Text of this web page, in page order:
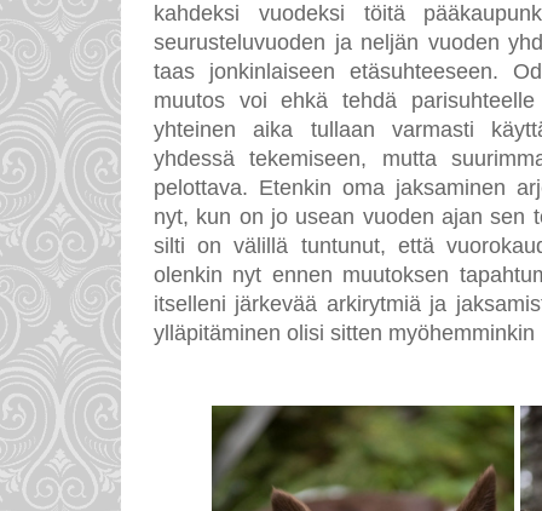
kahdeksi vuodeksi töitä
seurusteluvuoden ja neljän vuoden
taas jonkinlaiseen etäsuhteeseen.
muutos voi ehkä tehdä
yhteinen aika tullaan varmasti
yhdessä tekemiseen, mutta
pelottava. Etenkin oma jaksaminen
nyt, kun on jo usean vuoden ajan sen
silti on välillä tuntunut, että
olenkin nyt ennen muutoksen
itselleni järkevää arkirytmiä ja
ylläpitäminen olisi sitten myöhemminkin